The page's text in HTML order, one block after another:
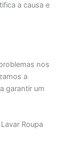
a causa e
nos
a
garantir um
Roupa